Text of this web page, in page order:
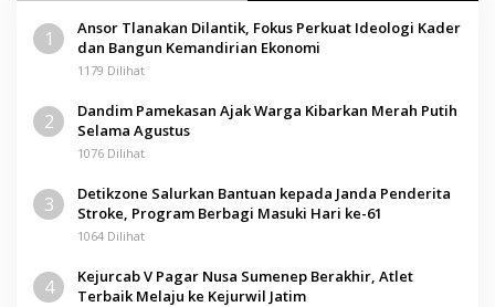
1
Ansor Tlanakan Dilantik, Fokus Perkuat Ideologi Kader
dan Bangun Kemandirian Ekonomi
1179 Dilihat
2
Dandim Pamekasan Ajak Warga Kibarkan Merah Putih
Selama Agustus
1076 Dilihat
3
Detikzone Salurkan Bantuan kepada Janda Penderita
Stroke, Program Berbagi Masuki Hari ke-61
1064 Dilihat
4
Kejurcab V Pagar Nusa Sumenep Berakhir, Atlet
Terbaik Melaju ke Kejurwil Jatim